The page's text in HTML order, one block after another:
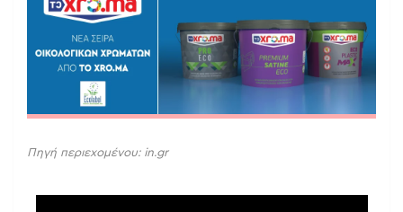
Πηγή περιεχομένου: in.gr